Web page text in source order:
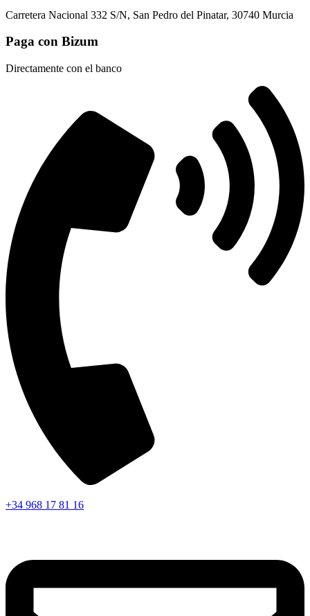
Carretera Nacional 332 S/N, San Pedro del Pinatar, 30740 Murcia
Paga con Bizum
Directamente con el banco
+34 968 17 81 16